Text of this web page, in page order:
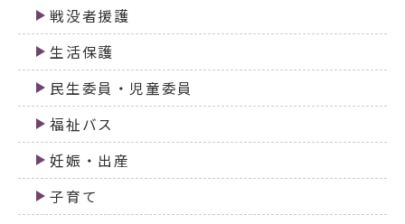
戦没者援護
生活保護
民生委員・児童委員
福祉バス
妊娠・出産
子育て